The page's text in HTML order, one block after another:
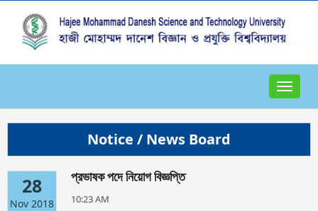
Toggle
Notice / News Board
28
Nov 2018
প্রভাষক পদে নিয়োগ বিজ্ঞপ্তি
10:23 AM